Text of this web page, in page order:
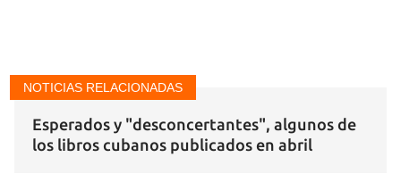
NOTICIAS RELACIONADAS
Esperados y "desconcertantes", algunos de
los libros cubanos publicados en abril